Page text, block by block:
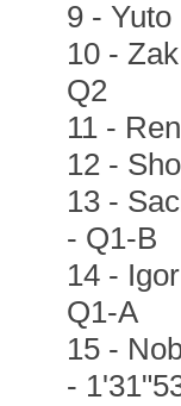
9 -
10 -
Q2
11 -
12 -
13 -
- Q1-B
14 -
Q1-A
15 -
-